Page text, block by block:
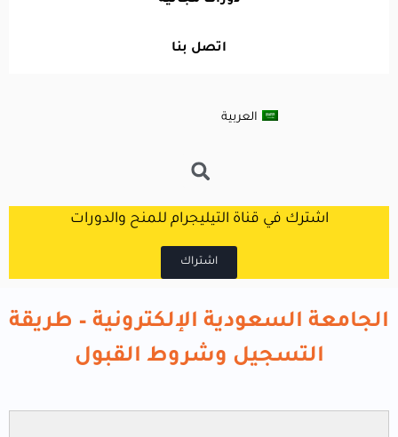
اتصل بنا
العربية
اشترك في قناة التيليجرام للمنح والدورات
اشتراك
الجامعة السعودية الإلكترونية – طريقة
التسجيل وشروط القبول